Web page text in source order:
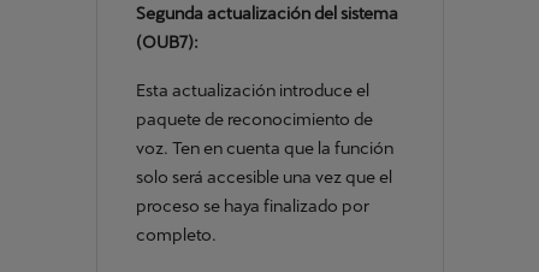
Segunda actualización del sistema
(OUB7):
Esta actualización introduce el
paquete de reconocimiento de
voz. Ten en cuenta que la función
solo será accesible una vez que el
proceso se haya finalizado por
completo.